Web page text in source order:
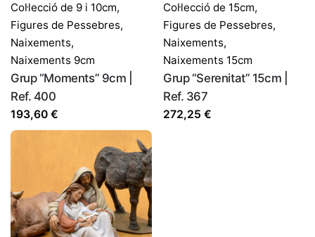
Col·lecció de 9 i 10cm,
Figures de Pessebres,
Naixements,
Naixements 9cm
Grup “Moments” 9cm |
Ref. 400
193,60 €
Col·lecció de 15cm,
Figures de Pessebres,
Naixements,
Naixements 15cm
Grup “Serenitat” 15cm |
Ref. 367
272,25 €